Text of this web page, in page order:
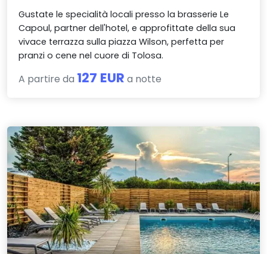
Gustate le specialità locali presso la brasserie Le
Capoul, partner dell'hotel, e approfittate della sua
vivace terrazza sulla piazza Wilson, perfetta per
pranzi o cene nel cuore di Tolosa.
A partire da 127 EUR a notte